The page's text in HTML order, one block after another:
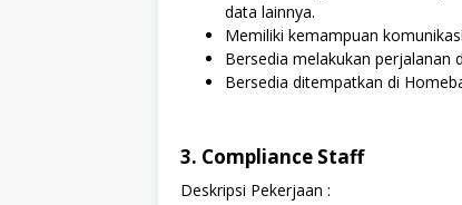
data lainnya.
Memiliki kemampuan
Bersedia melakukan perjalanan
Bersedia ditempatkan di
3. Compliance Staff
Deskripsi Pekerjaan :